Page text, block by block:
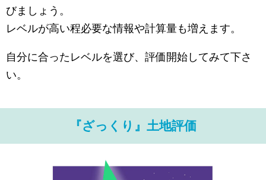
びましょう。
レベルが高い程必要な情報や計算量も増えます。
自分に合ったレベルを選び、評価開始してみて下さ
い。
『ざっくり』土地評価